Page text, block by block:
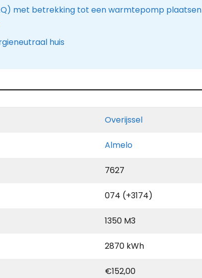
met betrekking tot een warmtepomp plaatsen
huis
Overijssel
Almelo
7627
074 (+3174)
1350 M3
2870 kWh
€152,00